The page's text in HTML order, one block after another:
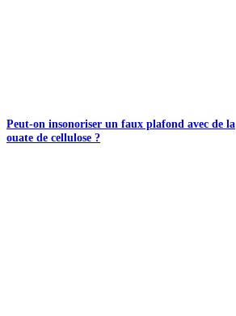
Peut-on insonoriser un faux plafond avec de la
ouate de cellulose ?